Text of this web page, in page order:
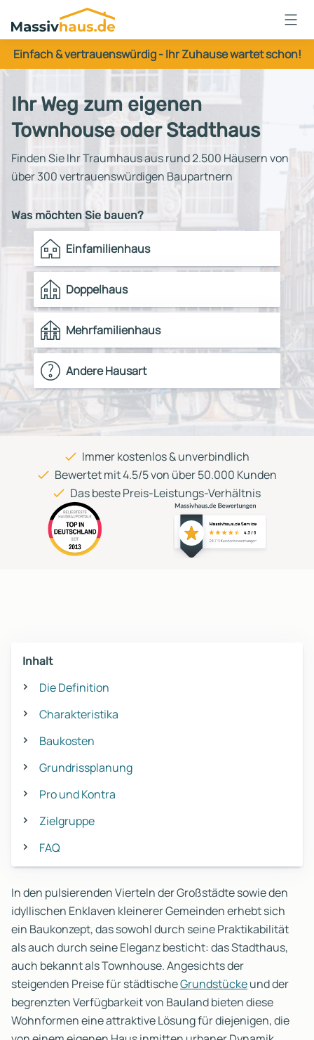
Massivhaus
Logo
Anmelden
Einfach & vertrauenswürdig - Ihr Zuhause wartet schon!
Ihr Weg zum eigenen
Townhouse oder Stadthaus
Finden Sie Ihr Traumhaus aus rund 2.500 Häusern von
über 300 vertrauenswürdigen Baupartnern
Was möchten Sie bauen?
Einfamilienhaus
Doppelhaus
Mehrfamilienhaus
Andere Hausart
Immer kostenlos & unverbindlich
Bewertet mit 4.5/5 von über 50.000 Kunden
Das beste Preis-Leistungs-Verhältnis
Inhalt
Die Definition
Charakteristika
Baukosten
Grundrissplanung
Pro und Kontra
Zielgruppe
FAQ
In den pulsierenden Vierteln der Großstädte sowie den
idyllischen Enklaven kleinerer Gemeinden erhebt sich
ein Baukonzept, das sowohl durch seine Praktikabilität
als auch durch seine Eleganz besticht: das Stadthaus,
auch bekannt als Townhouse. Angesichts der
steigenden Preise für städtischeGrundstückeund der
begrenzten Verfügbarkeit von Bauland bieten diese
Wohnformen eine attraktive Lösung für diejenigen, die